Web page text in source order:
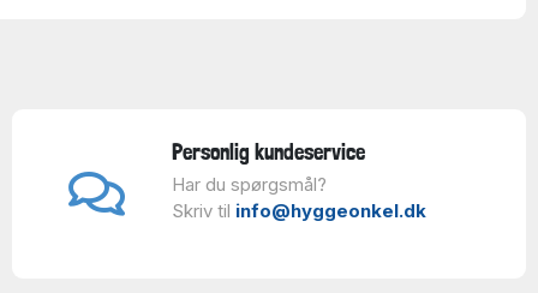
Personlig kundeservice
Har du spørgsmål?
Skriv til info@hyggeonkel.dk